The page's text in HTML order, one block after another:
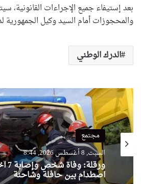
بعد إستيفاء جميع الإجراءات القانونية،
والمحجوزات أمام السيد وكيل الجمهورية
الدرك الوطني
مجتمع
السبت, 8 أغسطس 2026, 8:44
اصطدام بين حافلة وشاحنة